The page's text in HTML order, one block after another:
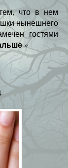
что в нем
нынешнего
гостями
»